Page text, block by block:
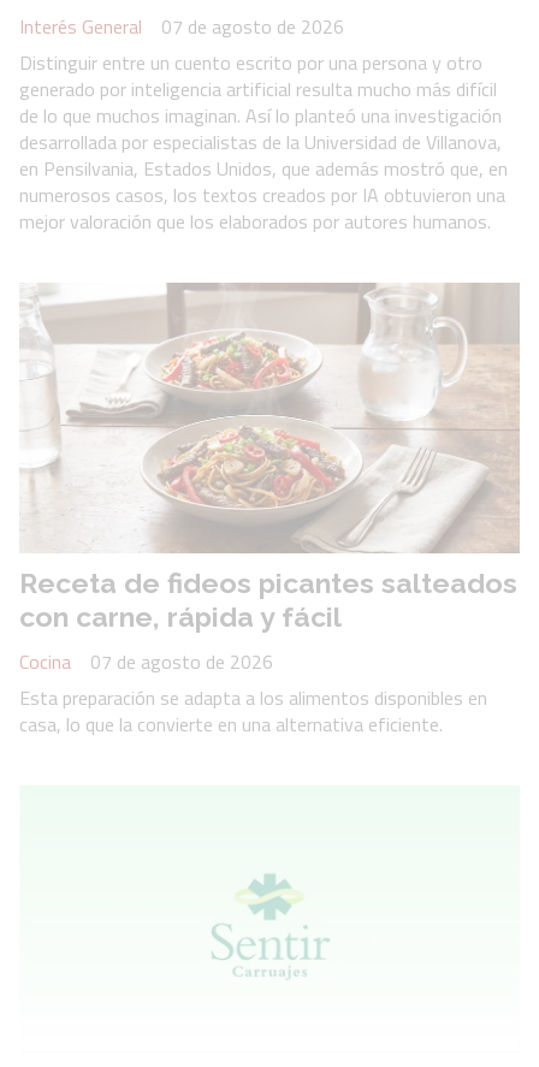
Interés General
07 de agosto de 2026
Distinguir entre un cuento escrito por una persona y otro
generado por inteligencia artificial resulta mucho más difícil
de lo que muchos imaginan. Así lo planteó una investigación
desarrollada por especialistas de la Universidad de Villanova,
en Pensilvania, Estados Unidos, que además mostró que, en
numerosos casos, los textos creados por IA obtuvieron una
mejor valoración que los elaborados por autores humanos.
Receta de fideos picantes salteados
con carne, rápida y fácil
Cocina
07 de agosto de 2026
Esta preparación se adapta a los alimentos disponibles en
casa, lo que la convierte en una alternativa eficiente.